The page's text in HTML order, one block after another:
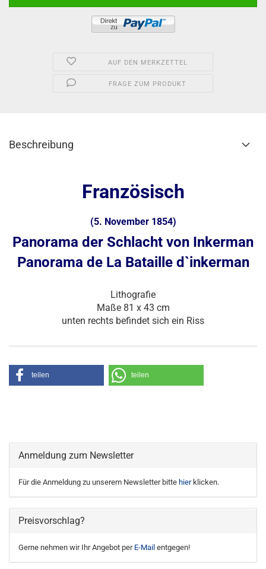
AUF DEN MERKZETTEL
FRAGE ZUM PRODUKT
Beschreibung
Französisch
(5. November 1854)
Panorama der Schlacht von Inkerman
Panorama de La Bataille d`inkerman
Lithografie
Maße 81 x 43 cm
unten rechts befindet sich ein Riss
teilen teilen
Anmeldung zum Newsletter
Für die Anmeldung zu unserem Newsletter bitte hierklicken.
Preisvorschlag?
Gerne nehmen wir Ihr Angebot per E-Mail entgegen!